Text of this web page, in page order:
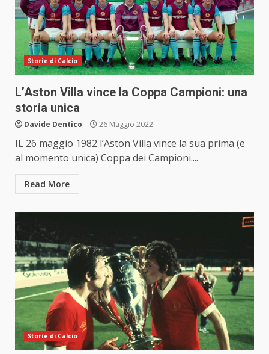
Storie di Calcio
L’Aston Villa vince la Coppa Campioni: una
storia unica
Davide Dentico 26 Maggio 2022
IL 26 maggio 1982 l’Aston Villa vince la sua prima (e
al momento unica) Coppa dei Campioni....
Read More
Storie di Calcio